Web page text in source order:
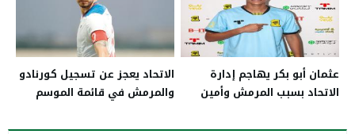
عثمان أبو بكر يهاجم إدارة
الاتحاد بسبب المرمش وأمين
الاتحاد يعجز عن تسجيل كورنادو
والمرمش في قائمة الموسم